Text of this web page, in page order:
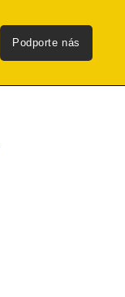
Podporte nás